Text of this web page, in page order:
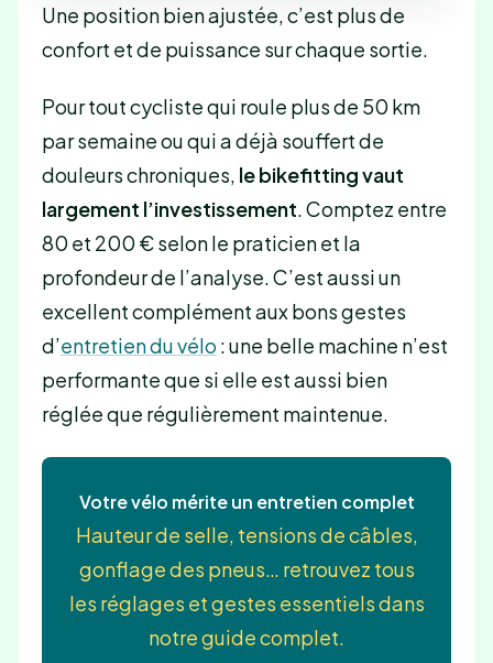
Une position bien ajustée, c’est plus de
confort et de puissance sur chaque sortie.
Pour tout cycliste qui roule plus de 50 km
par semaine ou qui a déjà souffert de
douleurs chroniques, le bikefitting vaut
largement l’investissement. Comptez entre
80 et 200 € selon le praticien et la
profondeur de l’analyse. C’est aussi un
excellent complément aux bons gestes
d’entretien du vélo : une belle machine n’est
performante que si elle est aussi bien
réglée que régulièrement maintenue.
Votre vélo mérite un entretien complet
Hauteur de selle, tensions de câbles,
gonflage des pneus… retrouvez tous
les réglages et gestes essentiels dans
notre guide complet.